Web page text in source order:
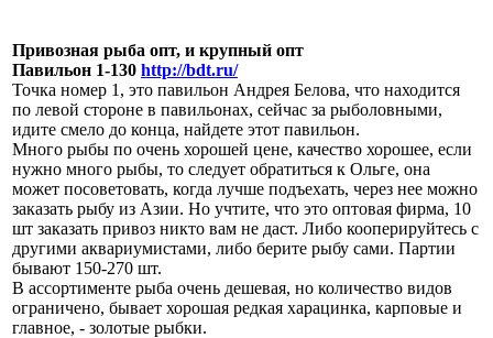
Привозная рыба опт, и крупный опт
Павильон 1-130 http://bdt.ru/
Точка номер 1, это павильон Андрея Белова, что находится
по левой стороне в павильонах, сейчас за рыболовными,
идите смело до конца, найдете этот павильон.
Много рыбы по очень хорошей цене, качество хорошее, если
нужно много рыбы, то следует обратиться к Ольге, она
может посоветовать, когда лучше подъехать, через нее можно
заказать рыбу из Азии. Но учтите, что это оптовая фирма, 10
шт заказать привоз никто вам не даст. Либо кооперируйтесь с
другими аквариумистами, либо берите рыбу сами. Партии
бывают 150-270 шт.
В ассортименте рыба очень дешевая, но количество видов
ограничено, бывает хорошая редкая харацинка, карповые и
главное, - золотые рыбки.